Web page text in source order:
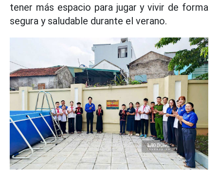
tener más espacio para jugar y vivir de forma
segura y saludable durante el verano.